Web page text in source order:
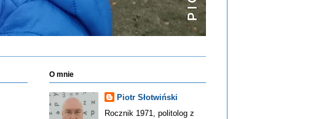
O mnie
Piotr Słotwiński
Rocznik 1971, politolog z